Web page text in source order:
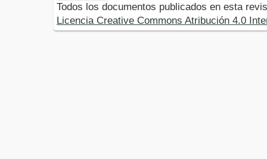
Todos los documentos publicados en esta
Licencia Creative Commons Atribución 4.0